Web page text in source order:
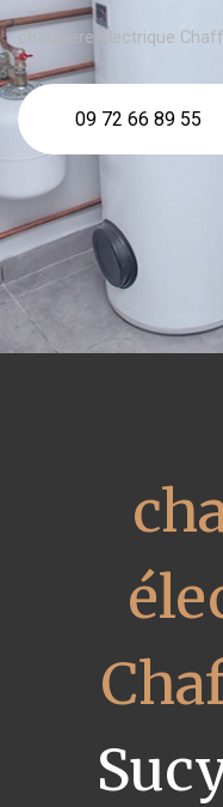
chaudière électrique
09 72 66 89 55